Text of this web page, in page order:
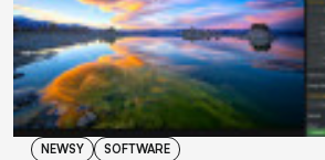
NEWSY SOFTWARE